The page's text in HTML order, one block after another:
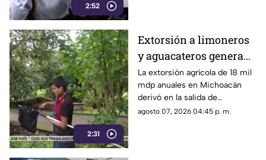
2:52
2:31
Extorsión a limoneros
y aguacateros genera
pérdidas de 18 mil mdp
en Michoacán
La extorsión agrícola de 18 mil
mdp anuales en Michoacán
derivó en la salida de
inspectores de EE. UU.,
agosto 07, 2026 04:45 p. m.